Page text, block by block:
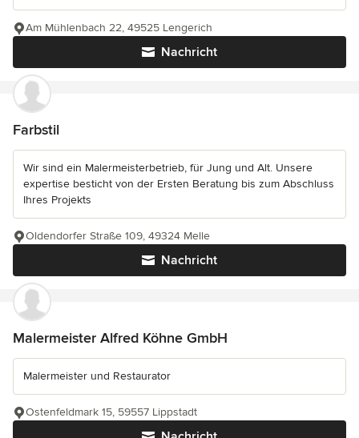
Nachricht
Am Mühlenbach 22, 49525 Lengerich
Farbstil
Wir sind ein Malermeisterbetrieb, für Jung und Alt. Unsere
expertise besticht von der Ersten Beratung bis zum Abschluss
Ihres Projekts
Nachricht
Oldendorfer Straße 109, 49324 Melle
Malermeister Alfred Köhne GmbH
Malermeister und Restaurator
Ostenfeldmark 15, 59557 Lippstadt